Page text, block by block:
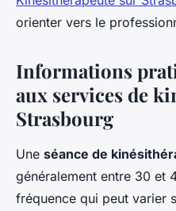
orienter vers le
Informations
aux services de
Strasbourg
Une séance de
généralement entre 30 et
fréquence qui peut varier